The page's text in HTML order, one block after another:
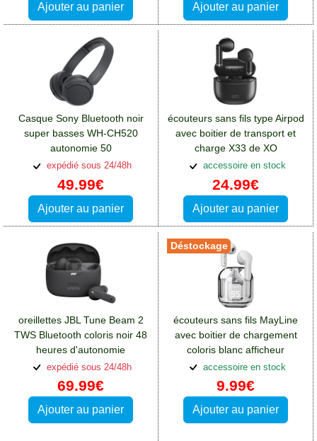
Ajouter au panier Ajouter au panier
Casque Sony Bluetooth noir
super basses WH-CH520
autonomie 50
heures:Casques et écouteurs
Oppo A76
expédié sous 24/48h
49.99€
Ajouter au panier
écouteurs sans fils type Airpod
avec boitier de transport et
charge X33 de XO
noir:Casques et écouteurs
Oppo A76
accessoire en stock
24.99€
Ajouter au panier
oreillettes JBL Tune Beam 2
TWS Bluetooth coloris noir 48
heures d'autonomie
totale:Casques et écouteurs
Oppo A76
expédié sous 24/48h
69.99€
Ajouter au panier
écouteurs sans fils MayLine
avec boitier de chargement
coloris blanc afficheur
LCD:Casques et écouteurs
Oppo A76
accessoire en stock
9.99€
Ajouter au panier
Déstockage